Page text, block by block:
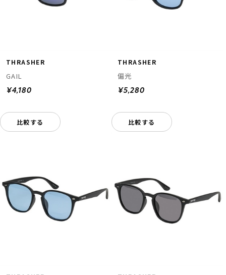
THRASHER
GAIL
¥4,180
比較する
THRASHER
偏光
¥5,280
比較する